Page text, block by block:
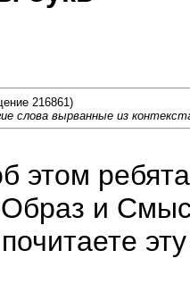
216861)
слова вырванные из
этом
и